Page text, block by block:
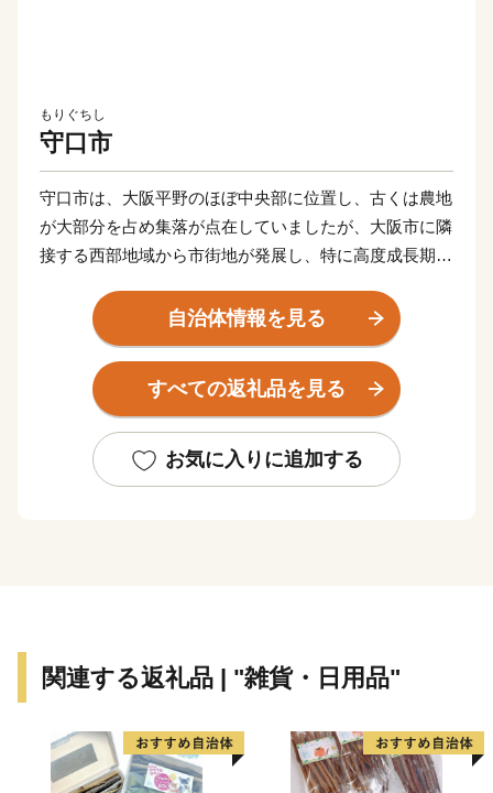
もりぐちし
守口市
守口市は、大阪平野のほぼ中央部に位置し、古くは農地
が大部分を占め集落が点在していましたが、大阪市に隣
接する西部地域から市街地が発展し、特に高度成長期に
また、早くから大手家電メーカーの企業城下町として発
展を遂げるとともに安定した税収を背景に各種行政サー
ビスを充実させ、公共施設や都市基盤の整備を進めてき
一定の到達点に達し、成熟した都市としての機能を備え
るに至っています。
自治体情報を見る
すべての返礼品を見る
お気に入りに追加する
関連する返礼品 | "雑貨・日用品"